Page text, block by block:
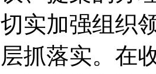
切实加强组织
层抓落实。在